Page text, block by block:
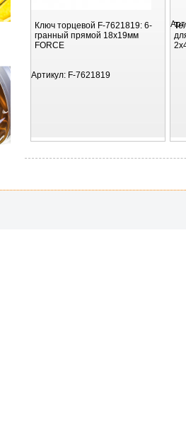
Ключ торцевой F-7621819: 6-
гранный прямой 18х19мм
FORCE
Артикул: F-7621819